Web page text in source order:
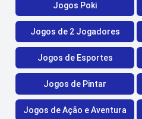
Jogos Poki
Jogos de 2 Jogadores
Jogos de Esportes
Jogos de Pintar
Jogos de Ação e Aventura